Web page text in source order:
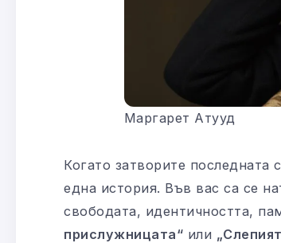
Маргарет Атууд
Когато затворите
една история. Във вас са се
свободата, идентичността,
прислужницата“ или